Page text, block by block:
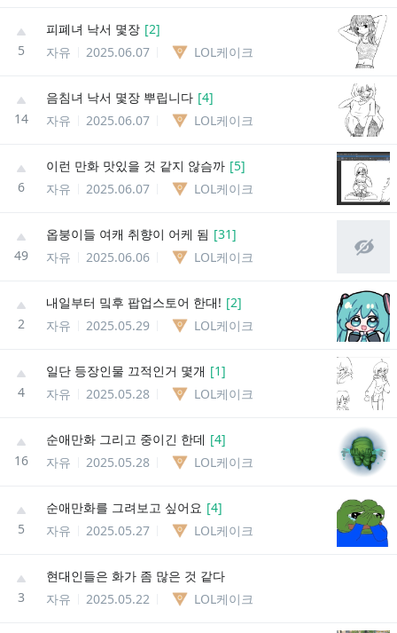
5
피폐녀 낙서 몇장 [2]
자유
2025.06.07 LOL케이크
14
음침녀 낙서 몇장 뿌립니다 [4]
자유
2025.06.07 LOL케이크
6
이런 만화 맛있을 것 같지 않슴까 [5]
자유
2025.06.07 LOL케이크
49
옵붕이들 여캐 취향이 어케 됨 [31]
자유
2025.06.06 LOL케이크
2
내일부터 밐후 팝업스토어 한대! [2]
자유
2025.05.29 LOL케이크
4
일단 등장인물 끄적인거 몇개 [1]
자유
2025.05.28 LOL케이크
16
순애만화 그리고 중이긴 한데 [4]
자유
2025.05.28 LOL케이크
5
순애만화를 그려보고 싶어요 [4]
자유
2025.05.27 LOL케이크
3
현대인들은 화가 좀 많은 것 같다
자유
2025.05.22 LOL케이크